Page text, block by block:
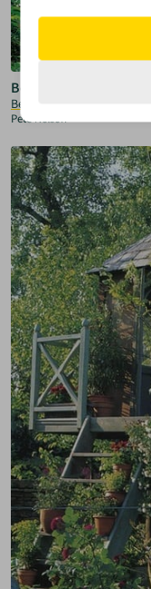
Beach Rock
Beach Rock Treehouse, JP
Pete Nelson